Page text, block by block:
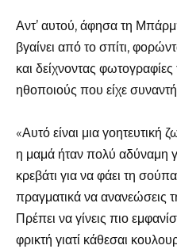
Αντ’ αυτού, άφησα τη
βγαίνει από το σπίτι,
και δείχνοντας
ηθοποιούς που είχε
«Αυτό είναι μια γοητευτική
η μαμά ήταν πολύ αδύναμη
κρεβάτι για να φάει τη
πραγματικά να ανανεώσεις
Πρέπει να γίνεις πιο
φρικτή γιατί κάθεσαι